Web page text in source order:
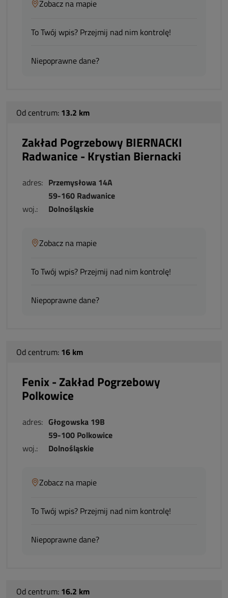
Zobacz na mapie
To Twój wpis? Przejmij nad nim kontrolę!
Niepoprawne dane?
Od centrum: 13.2 km
Zakład Pogrzebowy BIERNACKI
Radwanice - Krystian Biernacki
adres: Przemysłowa 14A
59-160 Radwanice
woj.:
Dolnośląskie
Zobacz na mapie
To Twój wpis? Przejmij nad nim kontrolę!
Niepoprawne dane?
Od centrum: 16 km
Fenix - Zakład Pogrzebowy
Polkowice
adres: Głogowska 19B
59-100 Polkowice
woj.:
Dolnośląskie
Zobacz na mapie
To Twój wpis? Przejmij nad nim kontrolę!
Niepoprawne dane?
Od centrum: 16.2 km